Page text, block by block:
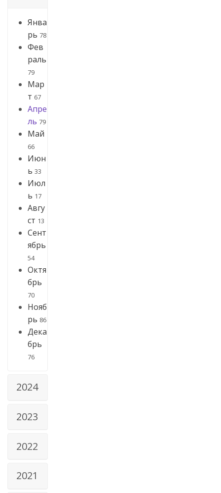
Янва
рь 78
Фев
раль
79
Мар
т 67
Апре
ль 79
Май
66
Июн
ь 33
Июл
ь 17
Авгу
ст 13
Сент
ябрь
54
Октя
брь
70
Нояб
рь 86
Дека
брь
76
2024
2023
2022
2021